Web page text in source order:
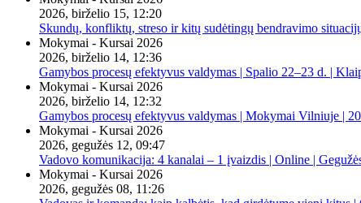
2026, birželio 15, 12:20
Skundų, konfliktų, streso ir kitų sudėtingų bendravimo
Mokymai - Kursai 2026
2026, birželio 14, 12:36
Gamybos procesų efektyvus valdymas | Spalio 22–23 d. |
Mokymai - Kursai 2026
2026, birželio 14, 12:32
Gamybos procesų efektyvus valdymas | Mokymai Vilniuje |
Mokymai - Kursai 2026
2026, gegužės 12, 09:47
Vadovo komunikacija: 4 kanalai – 1 įvaizdis | Online |
Mokymai - Kursai 2026
2026, gegužės 08, 11:26